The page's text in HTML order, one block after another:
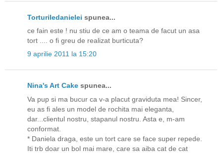
Torturiledanielei spunea...
ce fain este ! nu stiu de ce am o teama de facut un asa
tort .... o fi greu de realizat burticuta?
9 aprilie 2011 la 15:20
Nina's Art Cake spunea...
Va pup si ma bucur ca v-a placut graviduta mea! Sincer,
eu as fi ales un model de rochita mai eleganta,
dar...clientul nostru, stapanul nostru. Asta e, m-am
conformat.
* Daniela draga, este un tort care se face super repede.
Iti trb doar un bol mai mare, care sa aiba cat de cat